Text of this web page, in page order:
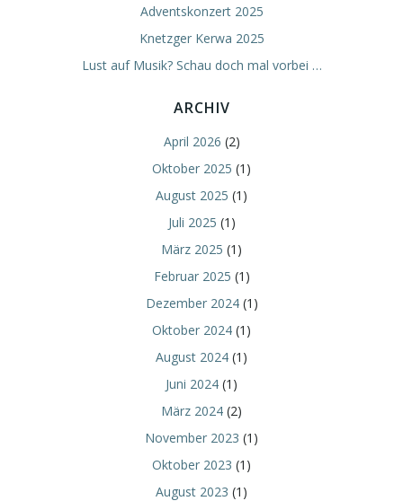
Adventskonzert 2025
Knetzger Kerwa 2025
Lust auf Musik? Schau doch mal vorbei …
ARCHIV
April 2026 (2)
Oktober 2025 (1)
August 2025 (1)
Juli 2025 (1)
März 2025 (1)
Februar 2025 (1)
Dezember 2024(1)
Oktober 2024 (1)
August 2024 (1)
Juni 2024 (1)
März 2024 (2)
November 2023 (1)
Oktober 2023 (1)
August 2023 (1)